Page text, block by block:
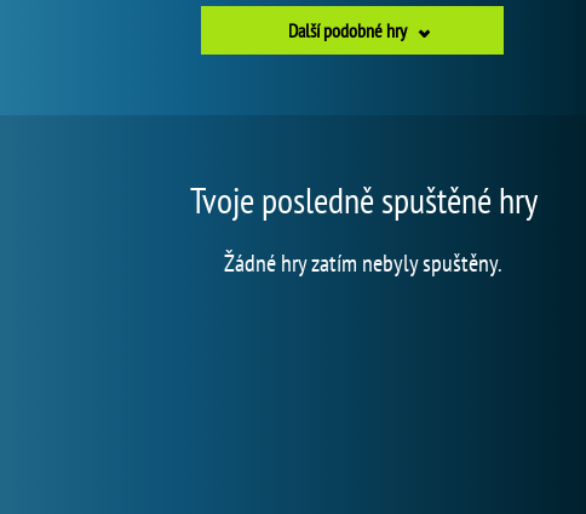
Další podobné hry
Tvoje posledně spuštěné hry
Žádné hry zatím nebyly spuštěny.